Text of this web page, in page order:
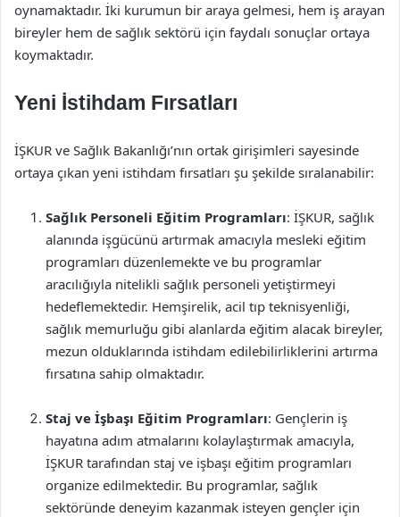
oynamaktadır. İki kurumun bir araya gelmesi, hem iş arayan
bireyler hem de sağlık sektörü için faydalı sonuçlar ortaya
koymaktadır.
Yeni İstihdam Fırsatları
İŞKUR ve Sağlık Bakanlığı’nın ortak girişimleri sayesinde
ortaya çıkan yeni istihdam fırsatları şu şekilde sıralanabilir:
Sağlık Personeli Eğitim Programları: İŞKUR, sağlık
alanında işgücünü artırmak amacıyla mesleki eğitim
programları düzenlemekte ve bu programlar
aracılığıyla nitelikli sağlık personeli yetiştirmeyi
hedeflemektedir. Hemşirelik, acil tıp teknisyenliği,
sağlık memurluğu gibi alanlarda eğitim alacak bireyler,
mezun olduklarında istihdam edilebilirliklerini artırma
fırsatına sahip olmaktadır.
Staj ve İşbaşı Eğitim Programları: Gençlerin iş
hayatına adım atmalarını kolaylaştırmak amacıyla,
İŞKUR tarafından staj ve işbaşı eğitim programları
organize edilmektedir. Bu programlar, sağlık
sektöründe deneyim kazanmak isteyen gençler için